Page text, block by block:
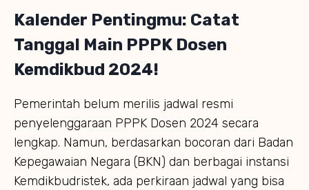
Kalender Pentingmu: Catat
Tanggal Main PPPK Dosen
Kemdikbud 2024!
Pemerintah belum merilis jadwal resmi
penyelenggaraan PPPK Dosen 2024 secara
lengkap. Namun, berdasarkan bocoran dari Badan
Kepegawaian Negara (BKN) dan berbagai instansi
Kemdikbudristek, ada perkiraan jadwal yang bisa